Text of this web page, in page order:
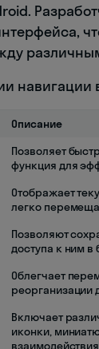
навигации
Описание
Позволяет
функция для
Отображает
легко
Позволяют
доступа к ним в
Облегчает
реорганизации
Включает
иконки,